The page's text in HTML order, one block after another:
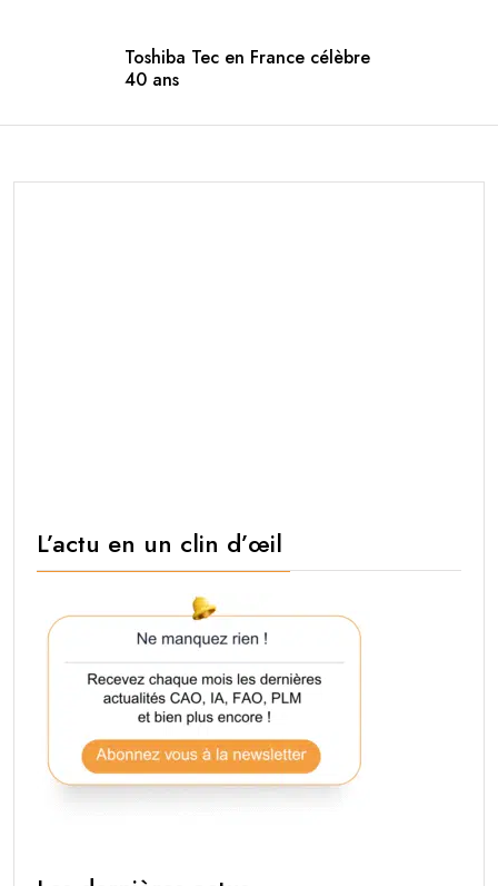
Toshiba Tec en France célèbre
40 ans
L’actu en un clin d’œil